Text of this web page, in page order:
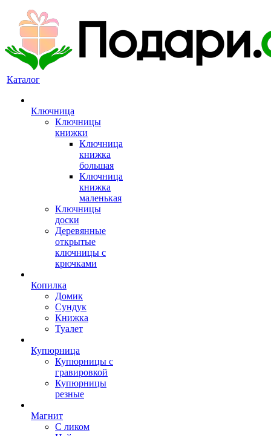
Каталог
Ключница
Ключницы
книжки
Ключница
книжка
большая
Ключница
книжка
маленькая
Ключницы
доски
Деревянные
открытые
ключницы с
крючками
Копилка
Домик
Сундук
Книжка
Туалет
Купюрница
Купюрницы с
гравировкой
Купюрницы
резные
Магнит
С ликом